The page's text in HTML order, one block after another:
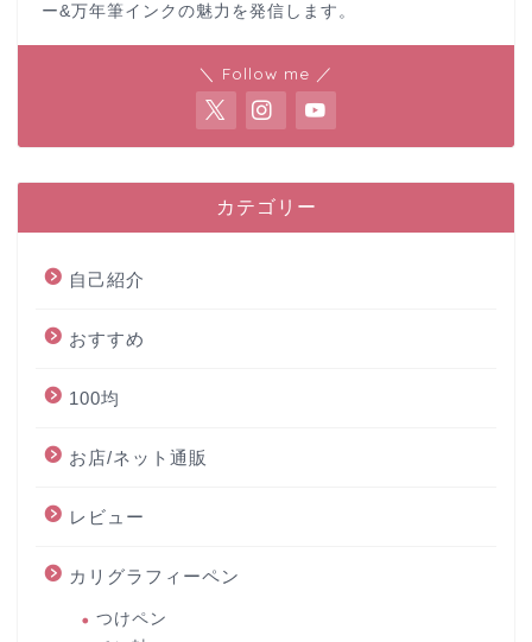
ー&万年筆インクの魅力を発信します。
＼ Follow me ／
カテゴリー
自己紹介
おすすめ
100均
お店/ネット通販
レビュー
カリグラフィーペン
つけペン